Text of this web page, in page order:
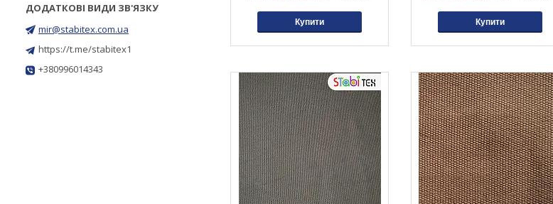
Купити Купити
mir@stabitex.com.ua
https://t.me/stabitex1
+380996014343